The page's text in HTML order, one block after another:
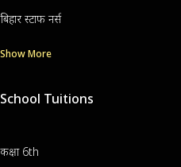
बिहार स्टाफ नर्स
Show More
School Tuitions
कक्षा 6th